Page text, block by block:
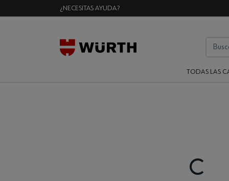
¿NECESITAS AYUDA?
TODAS LAS
Loading...